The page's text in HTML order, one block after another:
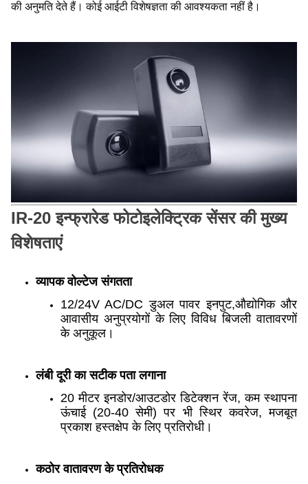
की अनुमति देते हैं। कोई आईटी विशेषज्ञता की आवश्यकता नहीं है।
IR-20 इन्फ्रारेड फोटोइलेक्ट्रिक सेंसर की मुख्य
विशेषताएं
व्यापक वोल्टेज संगतता
12/24V AC/DC डुअल पावर इनपुट,औद्योगिक और
आवासीय अनुप्रयोगों के लिए विविध बिजली वातावरणों
के अनुकूल।
लंबी दूरी का सटीक पता लगाना
20 मीटर इनडोर/आउटडोर डिटेक्शन रेंज, कम स्थापना
ऊंचाई (20-40 सेमी) पर भी स्थिर कवरेज, मजबूत
प्रकाश हस्तक्षेप के लिए प्रतिरोधी।
कठोर वातावरण के प्रतिरोधक